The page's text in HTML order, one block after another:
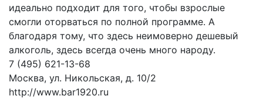
идеально подходит для того, чтобы взрослые
смогли оторваться по полной программе. А
благодаря тому, что здесь неимоверно дешевый
алкоголь, здесь всегда очень много народу.
7 (495) 621-13-68
Москва, ул. Никольская, д. 10/2
http://www.bar1920.ru